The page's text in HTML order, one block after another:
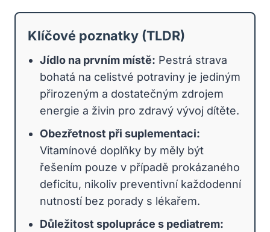
Klíčové poznatky (TLDR)
Jídlo na prvním místě: Pestrá strava
bohatá na celistvé potraviny je jediným
přirozeným a dostatečným zdrojem
energie a živin pro zdravý vývoj dítěte.
Obezřetnost při suplementaci:
Vitamínové doplňky by měly být
řešením pouze v případě prokázaného
deficitu, nikoliv preventivní každodenní
nutností bez porady s lékařem.
Důležitost spolupráce s pediatrem: